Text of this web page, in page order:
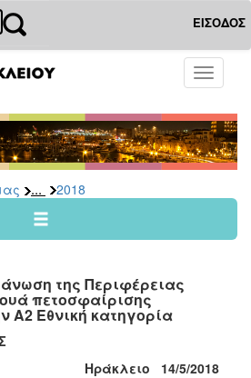
ΕΙΣΟΔΟΣ
Toggle
... 2018
της Περιφέρειας
πετοσφαίρισης
Α2 Εθνική κατηγορία
Ηράκλειο 14/5/2018